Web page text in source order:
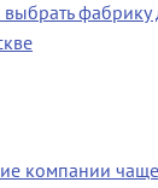
выбрать фабрику
компании